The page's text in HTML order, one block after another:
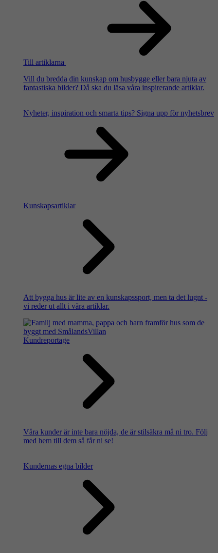
Till artiklarna
Vill du bredda din kunskap om husbygge eller bara njuta av
fantastiska bilder? Då ska du läsa våra inspirerande artiklar.
Nyheter, inspiration och smarta tips? Signa upp för nyhetsbrev
Kunskapsartiklar
Att bygga hus är lite av en kunskapssport, men ta det lugnt -
vi reder ut allt i våra artiklar.
Kundreportage
Våra kunder är inte bara nöjda, de är stilsäkra må ni tro. Följ
med hem till dem så får ni se!
Kundernas egna bilder